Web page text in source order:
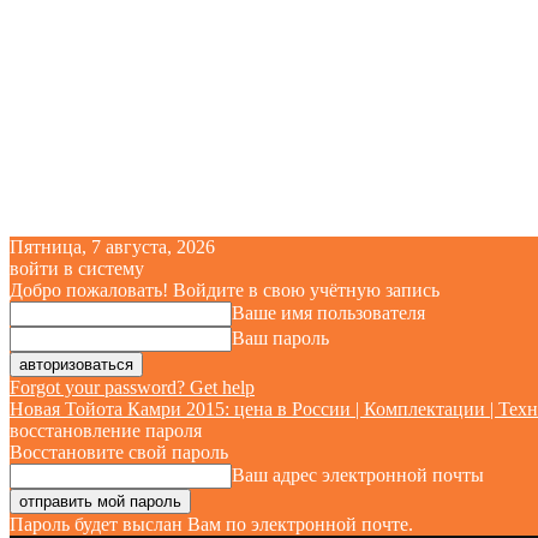
Пятница, 7 августа, 2026
войти в систему
Добро пожаловать! Войдите в свою учётную запись
Ваше имя пользователя
Ваш пароль
Forgot your password? Get help
Новая Тойота Камри 2015: цена в России | Комплектации |
восстановление пароля
Восстановите свой пароль
Ваш адрес электронной почты
Пароль будет выслан Вам по электронной почте.